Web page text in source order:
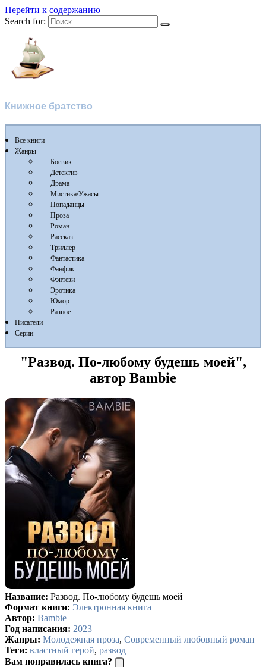
Перейти к содержанию
Search for:
Книжное братство
Все книги
Жанры
Боевик
Детектив
Драма
Мистика/Ужасы
Попаданцы
Проза
Роман
Рассказ
Триллер
Фантастика
Фанфик
Фэнтези
Эротика
Юмор
Разное
Писатели
Серии
"Развод. По-любому будешь моей",
автор Bambie
Название: Развод. По-любому будешь моей
Формат книги: Электронная книга
Автор: Bambie
Год написания: 2023
Жанры: Молодежная проза, Современный любовный роман
Теги: властный герой, развод
Вам понравилась книга?